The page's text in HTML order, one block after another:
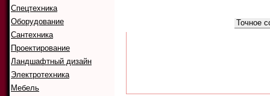
Спецтехника
Оборудование
Сантехника
Проектирование
Ландшафтный дизайн
Электротехника
Мебель